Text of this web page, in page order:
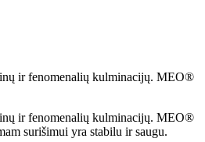
ir fenomenalių kulminacijų. MEO®
ir fenomenalių kulminacijų. MEO®
surišimui yra stabilu ir saugu.